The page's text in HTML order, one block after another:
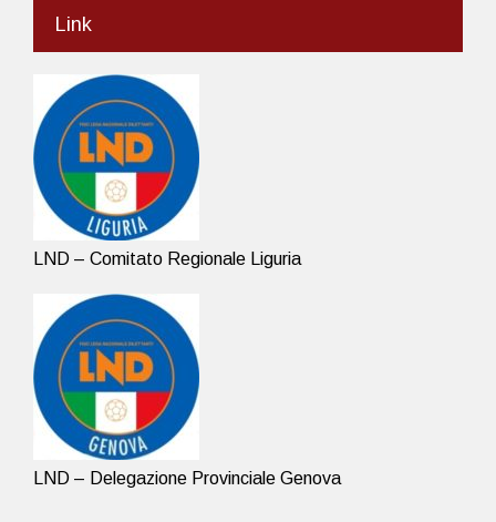
Link
LND – Comitato Regionale Liguria
LND – Delegazione Provinciale Genova